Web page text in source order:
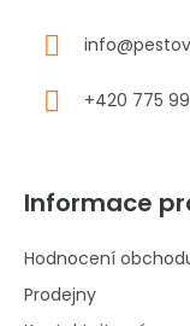
info@
+420 775
Informace
Hodnocení
Prodejny